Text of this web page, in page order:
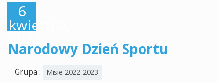
6
kwietnia,
2023
Narodowy Dzień Sportu
Grupa : Misie 2022-2023